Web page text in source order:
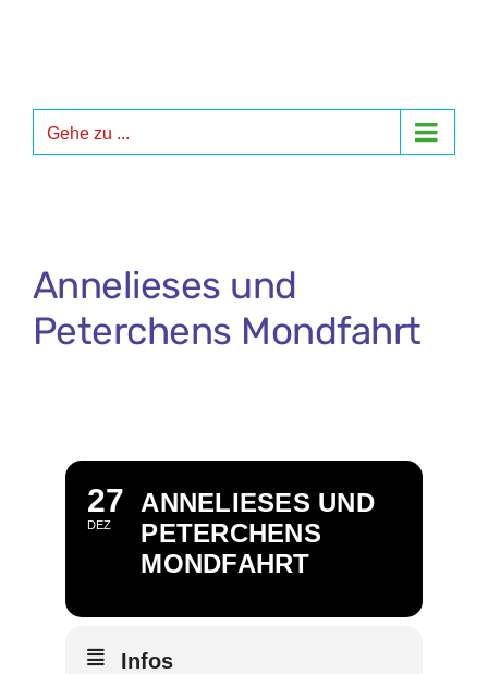
Gehe zu ...
Annelieses und
Peterchens Mondfahrt
27
DEZ
ANNELIESES UND
PETERCHENS
MONDFAHRT
Infos